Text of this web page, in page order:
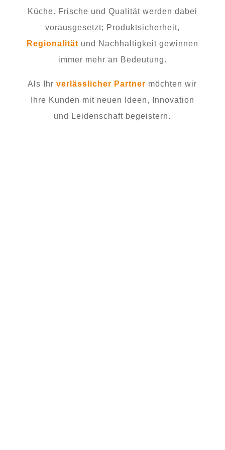
Küche. Frische und Qualität werden dabei
vorausgesetzt; Produktsicherheit,
Regionalität und Nachhaltigkeit gewinnen
immer mehr an Bedeutung.
Als Ihrverlässlicher Partner möchten wir
Ihre Kunden mit neuen Ideen, Innovation
und Leidenschaft begeistern.